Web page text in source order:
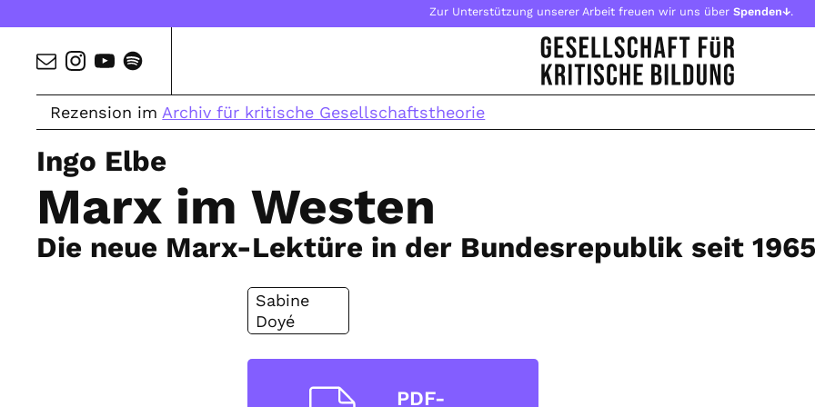
Zur Unterstützung unserer Arbeit freuen wir uns über Spenden↓.
Rezension im Archiv für kritische Gesellschaftstheorie
Ingo Elbe
Marx im Westen
Die neue Marx-Lektüre in der Bundesrepublik seit
Sabine
Doyé
PDF-